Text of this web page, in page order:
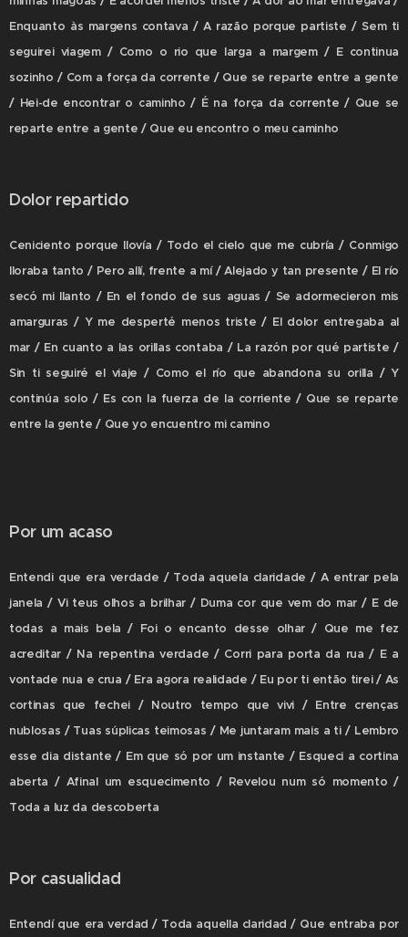
Enquanto às margens contava / A razão porque partiste / Sem ti
seguirei viagem / Como o rio que larga a margem / E continua
sozinho / Com a força da corrente / Que se reparte entre a gente
/ Hei-de encontrar o caminho / É na força da corrente / Que se
reparte entre a gente / Que eu encontro o meu caminho
Dolor repartido
Ceniciento porque llovía / Todo el cielo que me cubría / Conmigo
lloraba tanto / Pero allí, frente a mí / Alejado y tan presente / El río
secó mi llanto / En el fondo de sus aguas / Se adormecieron mis
amarguras / Y me desperté menos triste / El dolor entregaba al
mar / En cuanto a las orillas contaba / La razón por qué partiste /
Sin ti seguiré el viaje / Como el río que abandona su orilla / Y
continúa solo / Es con la fuerza de la corriente / Que se reparte
entre la gente / Que yo encuentro mi camino
Por um acaso
Entendi que era verdade / Toda aquela claridade / A entrar pela
janela / Vi teus olhos a brilhar / Duma cor que vem do mar / E de
todas a mais bela / Foi o encanto desse olhar / Que me fez
acreditar / Na repentina verdade / Corri para porta da rua / E a
vontade nua e crua / Era agora realidade / Eu por ti então tirei / As
cortinas que fechei / Noutro tempo que vivi / Entre crenças
nublosas / Tuas súplicas teimosas / Me juntaram mais a ti / Lembro
esse dia distante / Em que só por um instante / Esqueci a cortina
aberta / Afinal um esquecimento / Revelou num só momento /
Toda a luz da descoberta
Por casualidad
Entendí que era verdad / Toda aquella claridad / Que entraba por